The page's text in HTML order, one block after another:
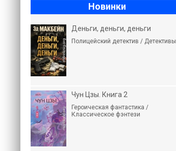
Новинки
Деньги, деньги, деньги
Полицейский детектив / Детективы
Чун Цзы. Книга 2
Героическая фантастика /
Классическое фэнтези